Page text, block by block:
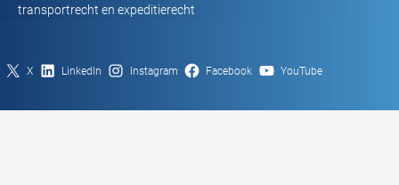
transportrecht en expeditierecht
X LinkedIn Instagram Facebook YouTube